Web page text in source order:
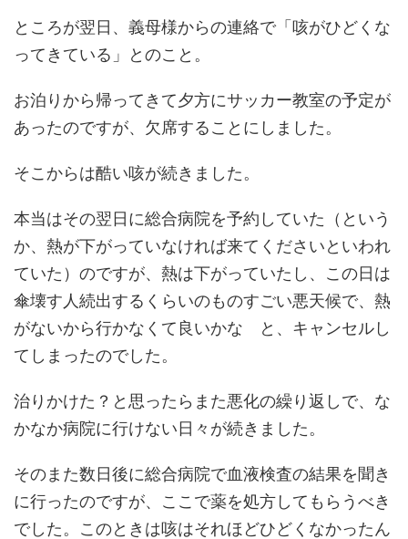
ところが翌日、義母様からの連絡で「咳がひどくな
ってきている」とのこと。
お泊りから帰ってきて夕方にサッカー教室の予定が
あったのですが、欠席することにしました。
そこからは酷い咳が続きました。
本当はその翌日に総合病院を予約していた（という
か、熱が下がっていなければ来てくださいといわれ
ていた）のですが、熱は下がっていたし、この日は
傘壊す人続出するくらいのものすごい悪天候で、熱
がないから行かなくて良いかな と、キャンセルし
てしまったのでした。
治りかけた？と思ったらまた悪化の繰り返しで、な
かなか病院に行けない日々が続きました。
そのまた数日後に総合病院で血液検査の結果を聞き
に行ったのですが、ここで薬を処方してもらうべき
でした。このときは咳はそれほどひどくなかったん